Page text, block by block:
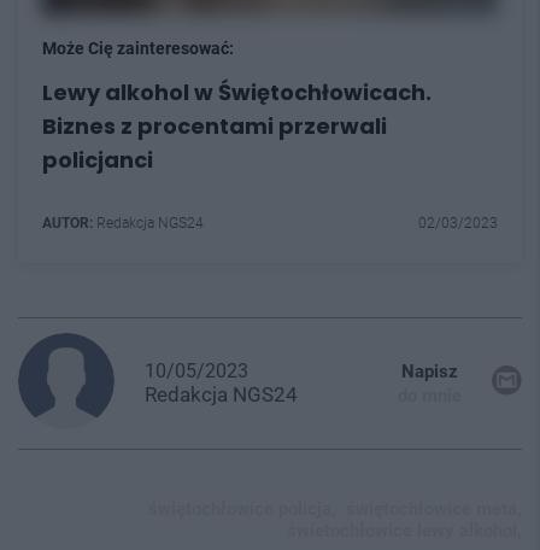
Może Cię zainteresować:
Lewy alkohol w Świętochłowicach.
Biznes z procentami przerwali
policjanci
AUTOR: Redakcja NGS24 02/03/2023
10/05/2023
Redakcja NGS24
Napisz